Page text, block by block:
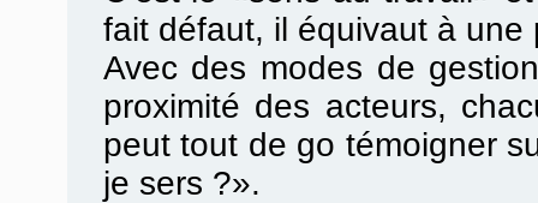
fait défaut, il équivaut à une
Avec des modes de
proximité des acteurs,
peut tout de go témoigner
je sers ?».